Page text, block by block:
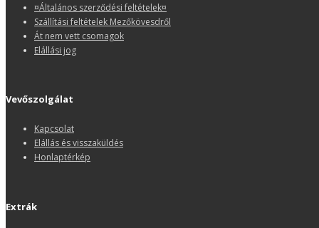
¤Általános szerződési feltételek¤
Szállítási feltételek Mezőkövesdről
Át nem vett csomagok
Elállási jog
Vevőszolgálat
Kapcsolat
Elállás és visszaküldés
Honlaptérkép
Extrák